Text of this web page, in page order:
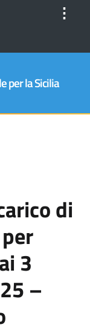
⋮
per la Sicilia
di
3
–